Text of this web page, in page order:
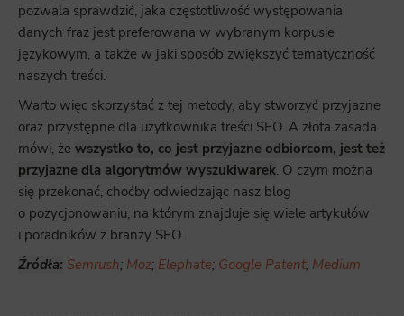
pozwala sprawdzić, jaka częstotliwość występowania
danych fraz jest preferowana w wybranym korpusie
językowym, a także w jaki sposób zwiększyć tematyczność
naszych treści.
Warto więc skorzystać z tej metody, aby stworzyć przyjazne
oraz przystępne dla użytkownika treści SEO. A złota zasada
mówi, że wszystko to, co jest przyjazne odbiorcom, jest też
przyjazne dla algorytmów wyszukiwarek. O czym można
się przekonać, choćby odwiedzając nasz blog
o pozycjonowaniu, na którym znajduje się wiele artykułów
i poradników z branży SEO.
Źródła: Semrush; Moz; Elephate; Google Patent; Medium